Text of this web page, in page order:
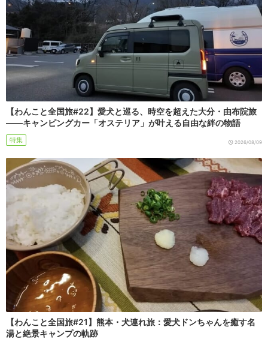
【わんこと全国旅#22】愛犬と巡る、時空を超えた大分・由布院旅
――キャンピングカー「オステリア」が叶える自由な絆の物語
特集 2026/08/09
【わんこと全国旅#21】熊本・犬連れ旅：愛犬ドンちゃんを癒す名
湯と絶景キャンプの軌跡